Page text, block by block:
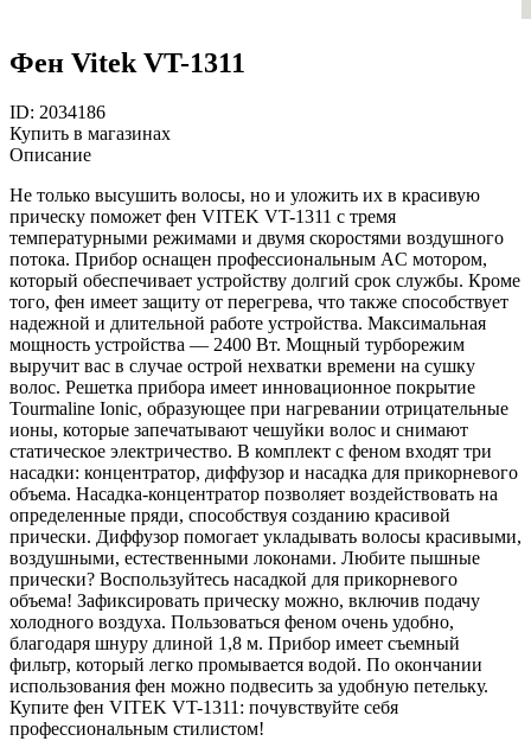
Фен Vitek VT-1311
ID: 2034186
Купить в магазинах
Описание
Не только высушить волосы, но и уложить их в красивую
прическу поможет фен VITEK VT-1311 с тремя
температурными режимами и двумя скоростями воздушного
потока. Прибор оснащен профессиональным AC мотором,
который обеспечивает устройству долгий срок службы. Кроме
того, фен имеет защиту от перегрева, что также способствует
надежной и длительной работе устройства. Максимальная
мощность устройства — 2400 Вт. Мощный турборежим
выручит вас в случае острой нехватки времени на сушку
волос. Решетка прибора имеет инновационное покрытие
Tourmaline Ionic, образующее при нагревании отрицательные
ионы, которые запечатывают чешуйки волос и снимают
статическое электричество. В комплект с феном входят три
насадки: концентратор, диффузор и насадка для прикорневого
объема. Насадка-концентратор позволяет воздействовать на
определенные пряди, способствуя созданию красивой
прически. Диффузор помогает укладывать волосы красивыми,
воздушными, естественными локонами. Любите пышные
прически? Воспользуйтесь насадкой для прикорневого
объема! Зафиксировать прическу можно, включив подачу
холодного воздуха. Пользоваться феном очень удобно,
благодаря шнуру длиной 1,8 м. Прибор имеет съемный
фильтр, который легко промывается водой. По окончании
использования фен можно подвесить за удобную петельку.
Купите фен VITEK VT-1311: почувствуйте себя
профессиональным стилистом!